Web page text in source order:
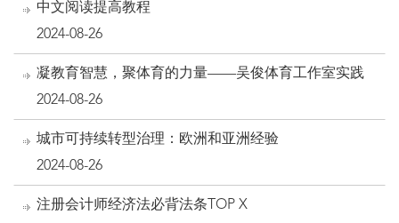
中文阅读提高教程
2024-08-26
凝教育智慧，聚体育的力量——吴俊体育工作室实践
2024-08-26
城市可持续转型治理：欧洲和亚洲经验
2024-08-26
注册会计师经济法必背法条TOP X